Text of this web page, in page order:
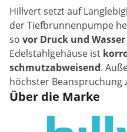
Hillvert setzt auf
der Tiefbrunnenpumpe
so vor Druck und
Edelstahlgehäuse ist
schmutzabweisend.
höchster Beanspruchung
Über die Marke